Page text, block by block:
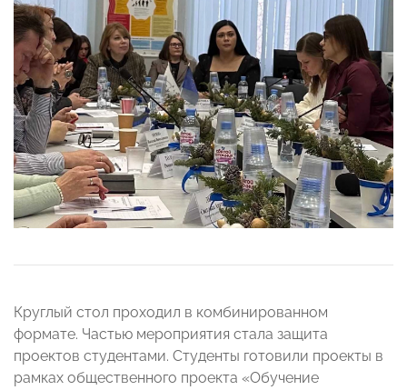
Круглый стол проходил в комбинированном
формате. Частью мероприятия стала защита
проектов студентами. Студенты готовили проекты в
рамках общественного проекта «Обучение